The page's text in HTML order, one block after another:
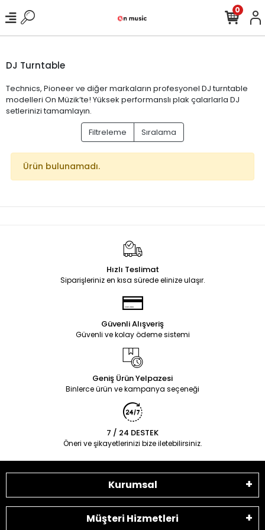
0
DJ Turntable
Technics, Pioneer ve diğer markaların profesyonel DJ turntable
modelleri On Müzik’te! Yüksek performanslı plak çalarlarla DJ
setlerinizi tamamlayın.
Filtreleme
Sıralama
Ürün bulunamadı.
Hızlı Teslimat
Siparişleriniz en kısa sürede elinize ulaşır.
Güvenli Alışveriş
Güvenli ve kolay ödeme sistemi
Geniş Ürün Yelpazesi
Binlerce ürün ve kampanya seçeneği
7 / 24 DESTEK
Öneri ve şikayetlerinizi bize iletebilirsiniz.
Kurumsal
Müşteri Hizmetleri